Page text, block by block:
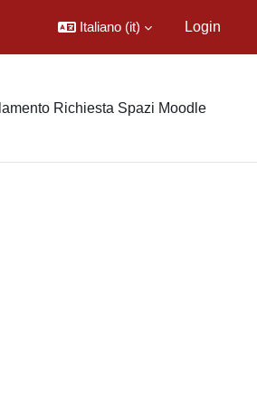
Italiano ‎(it)‎ Login
Richiesta Spazi Moodle